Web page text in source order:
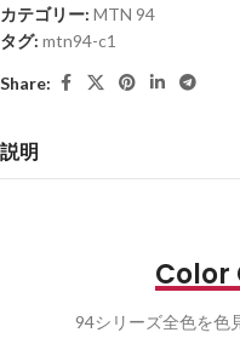
カテゴリー: MTN 94
タグ: mtn94-c1
Share:
説明
Color
94シリーズ全色を色